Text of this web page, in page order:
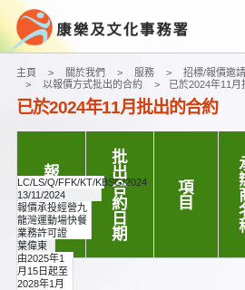
主頁 關於我們 服務 招標/報價邀
以報價方式批出的合約
已於2024年11月
已於2024年11月批出的合約
報
價
編
號
批
出
合
約
日
期
項
目
LC/LS/Q/FFK/KT/KBSG/2024
13/11/2024
報價承投經營九
龍灣運動場快餐
業務許可證
葉偉東
由2025年1
月15日起至
2028年1月